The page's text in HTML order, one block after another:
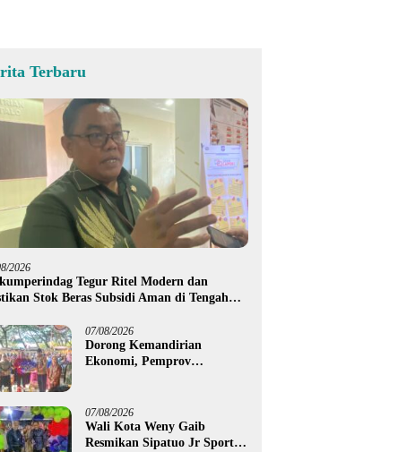
Terbaru
2026
Tegur Ritel Modern dan
Stok Beras Subsidi Aman di Tengah
07/08/2026
Dorong Kemandirian
Ekonomi, Pemprov
untuk 395 Pelaku Usaha
07/08/2026
Wali Kota Weny Gaib
Resmikan Sipatuo Jr Sport